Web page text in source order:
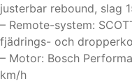
justerbar rebound, slag
– Remote-system:
fjädrings- och
– Motor: Bosch
km/h